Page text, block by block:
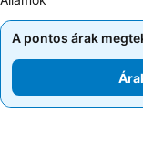
A pontos árak
A pontos árak